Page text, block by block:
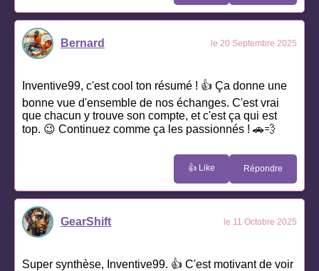
Bernard le 20 Septembre 2025
Inventive99, c'est cool ton résumé ! 👍 Ça donne une
bonne vue d'ensemble de nos échanges. C'est vrai
que chacun y trouve son compte, et c'est ça qui est
top. 😉 Continuez comme ça les passionnés ! 🚗💨
👍 Like Répondre
GearShift le 11 Octobre 2025
Super synthèse, Inventive99. 👍 C'est motivant de voir